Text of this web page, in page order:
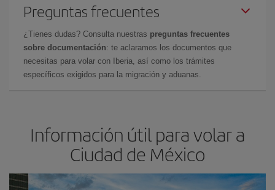
Preguntas frecuentes
¿Tienes dudas? Consulta nuestras preguntas frecuentes
sobre documentación: te aclaramos los documentos que
necesitas para volar con Iberia, así como los trámites
específicos exigidos para la migración y aduanas.
Información útil para volar a
Ciudad de México